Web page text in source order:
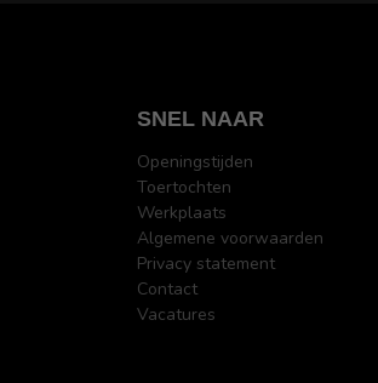
SNEL NAAR
Openingstijden
Toertochten
Werkplaats
Algemene voorwaarden
Privacy statement
Contact
Vacatures